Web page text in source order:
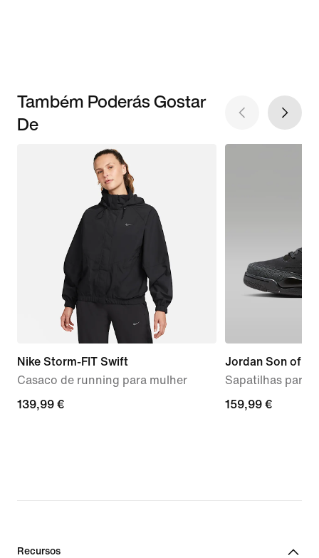
Também Poderás Gostar
De
Nike Storm-FIT Swift
Casaco de running para mulher
139,99
139,99 €
Jordan Son of
Sapatilhas para
159,99
159,99 €
Recursos